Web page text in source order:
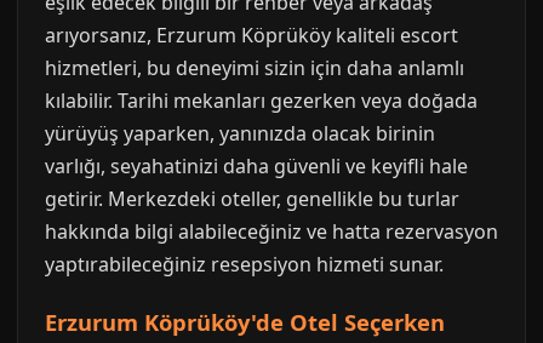
arıyorsanız, Erzurum Köprüköy kaliteli escort
hizmetleri, bu deneyimi sizin için daha anlamlı
kılabilir. Tarihi mekanları gezerken veya doğada
yürüyüş yaparken, yanınızda olacak birinin
varlığı, seyahatinizi daha güvenli ve keyifli hale
getirir. Merkezdeki oteller, genellikle bu turlar
hakkında bilgi alabileceğiniz ve hatta rezervasyon
yaptırabileceğiniz resepsiyon hizmeti sunar.
Erzurum Köprüköy'de Otel Seçerken